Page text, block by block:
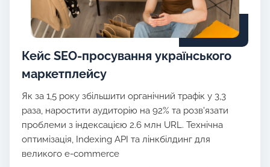
Кейс SEO-просування українського
маркетплейсу
Як за 1,5 року збільшити органічний трафік у 3,3
раза, наростити аудиторію на 92% та розв'язати
проблеми з індексацією 2.6 млн URL. Технічна
оптимізація, Indexing API та лінкбілдинг для
великого e-commerce